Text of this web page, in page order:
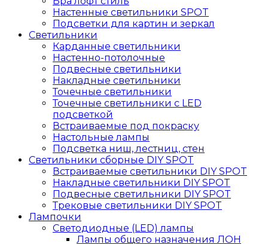
Настенные светильники SPOT
Подсветки для картин и зеркал
Светильники
Карданные светильники
Настенно-потолочные
Подвесные светильники
Накладные светильники
Точечные светильники
Точечные светильники с LED
подсветкой
Встраиваемые под покраску
Настольные лампы
Подсветка ниш, лестниц, стен
Светильники сборные DIY SPOT
Встраиваемые светильники DIY SPOT
Накладные светильники DIY SPOT
Подвесные светильники DIY SPOT
Трековые светильники DIY SPOT
Лампочки
Светодиодные (LED) лампы
Лампы общего назначения ЛОН